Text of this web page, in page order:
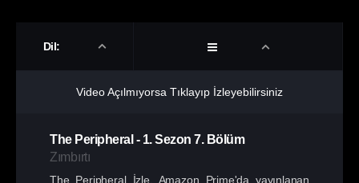
Dil:
Video Açılmıyorsa Tıklayıp İzleyebilirsiniz
The Peripheral - 1. Sezon 7. Bölüm
Zımbırtı
The Peripheral İzle, Amazon Prime'da yayınlanan